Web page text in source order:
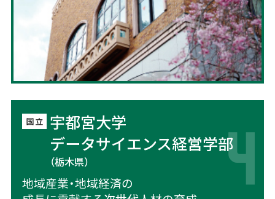
宇都宮大学
データサイエンス経営学部
（栃木県）
地域産業・地域経済の